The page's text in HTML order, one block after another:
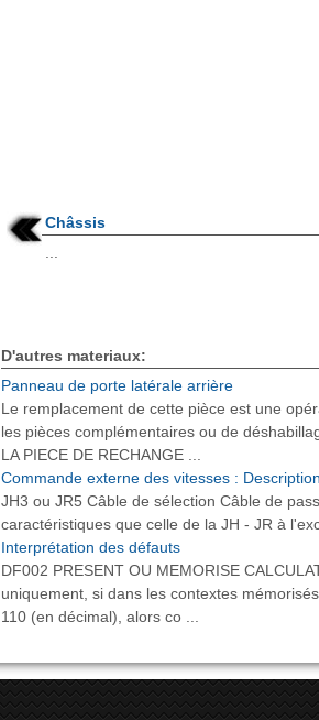
Châssis
D'autres materiaux:
Panneau de porte latérale arrière
Le remplacement de cette pièce est une
les pièces complémentaires ou de
LA PIECE DE RECHANGE ...
Commande externe des vitesses : Description
JH3 ou JR5 Câble de sélection Câble de
caractéristiques que celle de la JH - JR à
Interprétation des défauts
DF002 PRESENT OU MEMORISE
uniquement, si dans les contextes
110 (en décimal), alors co ...